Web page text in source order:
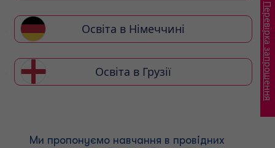
Освіта в Німеччині
Освіта в Грузії
Ми пропонуємо навчання в провідних
Перевірка запрошення